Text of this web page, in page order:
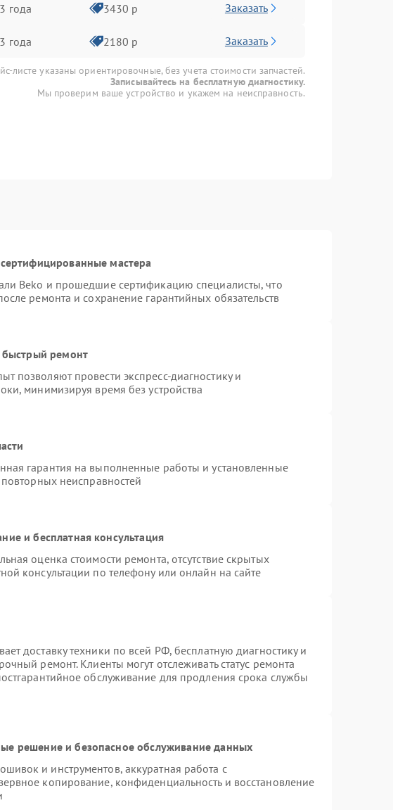
3 года 3430 р Заказать
3 года 2180 р Заказать
листе указаны ориентировочные, без учета стоимости запчастей.
Записывайтесь на бесплатную диагностику.
Мы проверим ваше устройство и укажем на неисправность.
мастера
Beko и прошедшие сертификацию специалисты, что
ремонта и сохранение гарантийных обязательств
быстрый ремонт
позволяют провести экспресс-диагностику и
минимизируя время без устройства
гарантия на выполненные работы и установленные
неисправностей
и бесплатная консультация
оценка стоимости ремонта, отсутствие скрытых
консультации по телефону или онлайн на сайте
доставку техники по всей РФ, бесплатную диагностику и
ремонт. Клиенты могут отслеживать статус ремонта
обслуживание для продления срока службы
решение и безопасное обслуживание данных
и инструментов, аккуратная работа с
копирование, конфиденциальность и восстановление